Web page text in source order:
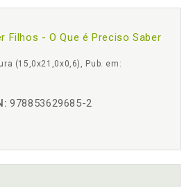
Filhos - O Que é Preciso Saber
(15,0x21,0x0,6), Pub. em:
978853629685-2